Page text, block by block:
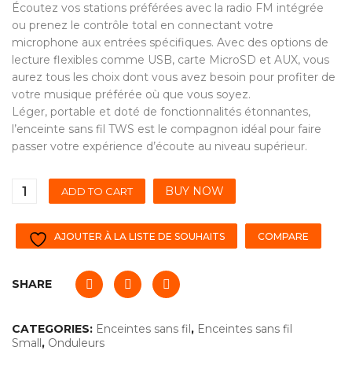
Écoutez vos stations préférées avec la radio FM intégrée
ou prenez le contrôle total en connectant votre
microphone aux entrées spécifiques. Avec des options de
lecture flexibles comme USB, carte MicroSD et AUX, vous
aurez tous les choix dont vous avez besoin pour profiter de
votre musique préférée où que vous soyez.
Léger, portable et doté de fonctionnalités étonnantes,
l’enceinte sans fil TWS est le compagnon idéal pour faire
passer votre expérience d’écoute au niveau supérieur.
ADD TO CART BUY NOW
AJOUTER À LA LISTE DE SOUHAITS COMPARE
SHARE
CATEGORIES: Enceintes sans fil, Enceintes sans fil
Small, Onduleurs